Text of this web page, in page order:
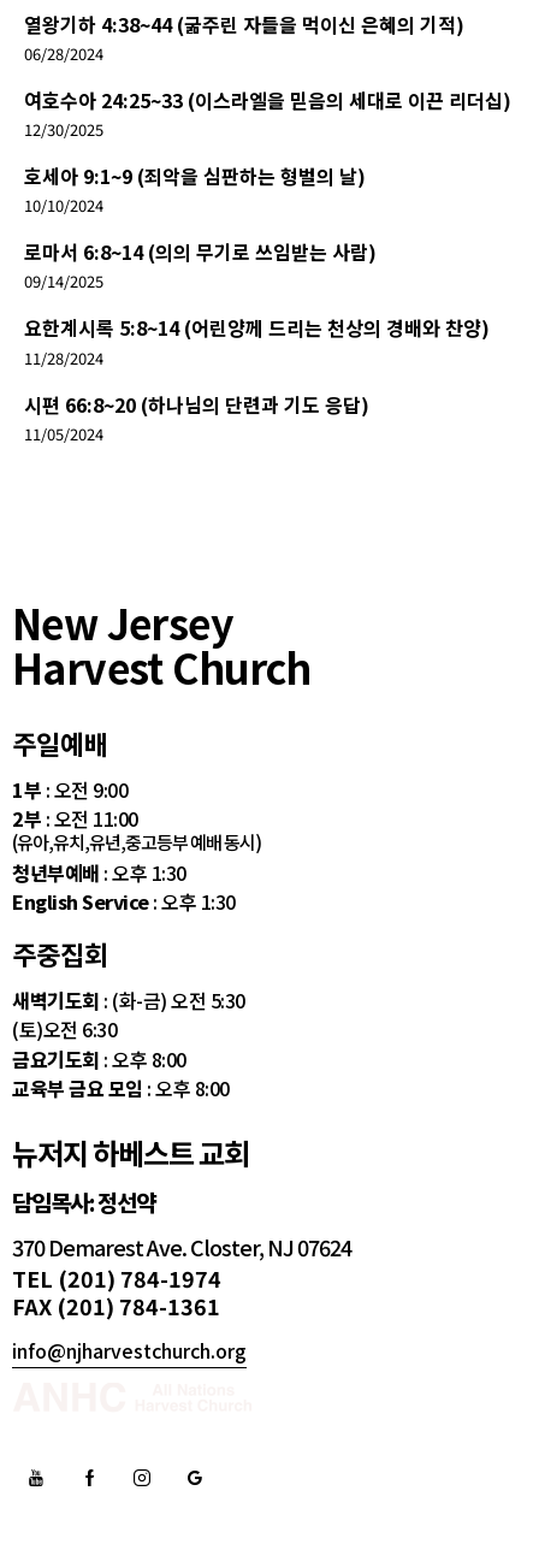
열왕기하 4:38~44 (굶주린 자들을 먹이신 은혜의 기적)
06/28/2024
여호수아 24:25~33 (이스라엘을 믿음의 세대로 이끈 리더십)
12/30/2025
호세아 9:1~9 (죄악을 심판하는 형벌의 날)
10/10/2024
로마서 6:8~14 (의의 무기로 쓰임받는 사람)
09/14/2025
요한계시록 5:8~14 (어린양께 드리는 천상의 경배와 찬양)
11/28/2024
시편 66:8~20 (하나님의 단련과 기도 응답)
11/05/2024
New Jersey
Harvest Church
주일예배
1부 : 오전 9:00
2부 : 오전 11:00
(유아,유치,유년,중고등부 예배 동시)
청년부예배 : 오후 1:30
English Service: 오후 1:30
주중집회
새벽기도회 : (화-금) 오전 5:30
(토)오전 6:30
금요기도회 : 오후 8:00
교육부 금요 모임 : 오후 8:00
뉴저지 하베스트 교회
담임목사: 정선약
370 Demarest Ave. Closter, NJ 07624
TEL (201) 784-1974
FAX (201) 784-1361
info@njharvestchurch.org